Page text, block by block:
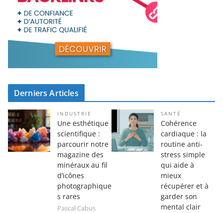
Derniers Articles
INDUSTRIE
Une esthétique
scientifique :
parcourir notre
magazine des
minéraux au fil
d’icônes
photographique
s rares
Pascal Cabus
SANTÉ
Cohérence
cardiaque : la
routine anti-
stress simple
qui aide à
mieux
récupérer et à
garder son
mental clair